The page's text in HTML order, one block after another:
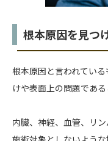
根本原因を見つ
根本原因と言われてい
けや表面上の問題であ
内臓、神経、血管、リ